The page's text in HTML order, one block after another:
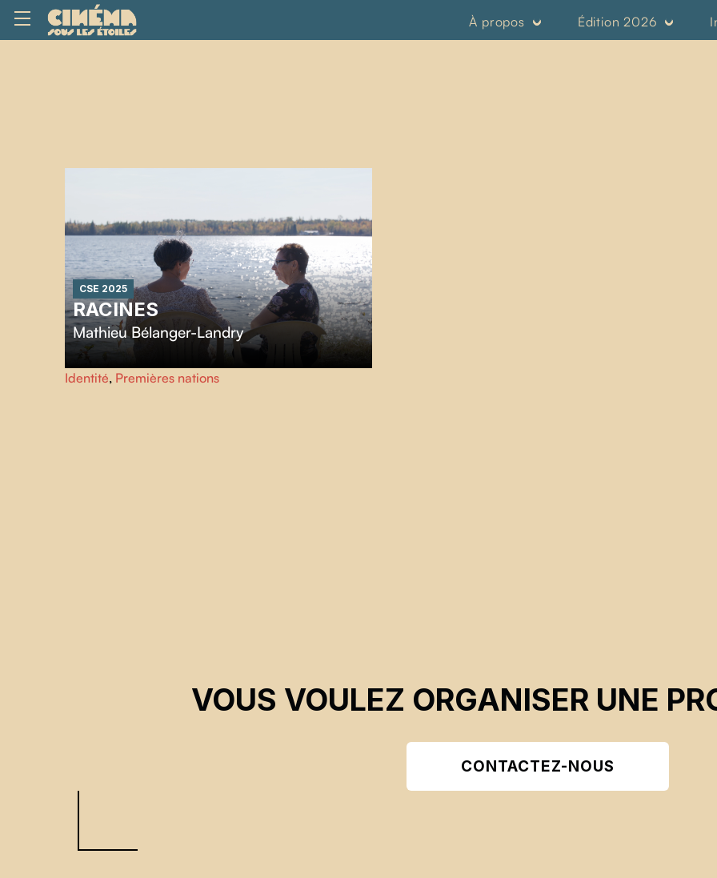
À propos Édition 2026
CSE 2025
RACINES
Mathieu Bélanger-Landry
Linda retourne à Kapuskasing, sa ville natale, afin de
comprendre pourquoi sa famille autochtone l'a donnée en
Identité, Premières nations
VOUS VOULEZ ORGANISER UNE
CONTACTEZ-NOUS